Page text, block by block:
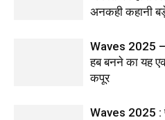
अनकही कहानी
Waves 2025 –
हब बनने का यह
कपूर
Waves 2025 :